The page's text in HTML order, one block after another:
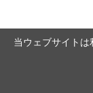
当ウェブサイト